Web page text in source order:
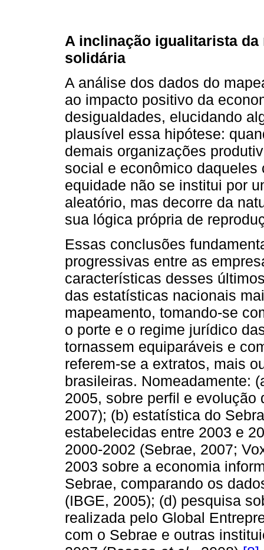
A inclinação igualitarista da
solidária
A análise dos dados do
ao impacto positivo da
desigualdades, elucidando
plausível essa hipótese:
demais organizações
social e econômico
equidade não se institui por
aleatório, mas decorre da
sua lógica própria de
Essas conclusões
progressivas entre as
características desses
das estatísticas nacionais
mapeamento, tomando-se
o porte e o regime jurídico
tornassem equiparáveis e
referem-se a extratos, mais
brasileiras. Nomeadamente:
2005, sobre perfil e
2007); (b) estatística do
estabelecidas entre 2003 e
2000-2002 (Sebrae, 2007;
2003 sobre a economia
Sebrae, comparando os
(IBGE, 2005); (d) pesquisa
realizada pelo Global
com o Sebrae e outras